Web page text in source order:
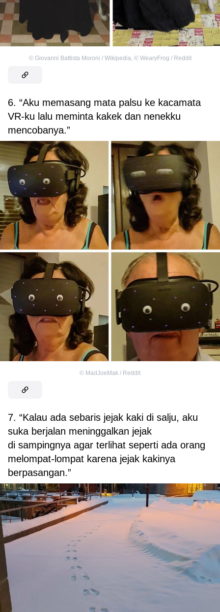
© Giovanni Battista Moroni / Wikipedia, © WearyFrog / Reddit
6. “Aku memasang mata palsu ke kacamata
VR-ku lalu meminta kakek dan nenekku
mencobanya.”
© MadJoeMak / Reddit
7. “Kalau ada sebaris jejak kaki di salju, aku
suka berjalan meninggalkan jejak
di sampingnya agar terlihat seperti ada orang
melompat-lompat karena jejak kakinya
berpasangan.”